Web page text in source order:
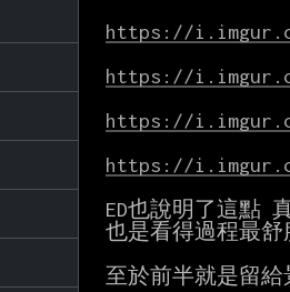
https://
https://
https://
https://
ED也說明了這點
也是看得過程最舒
至於前半就是留